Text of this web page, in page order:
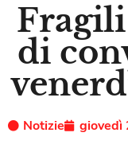
di
Notizie giovedì